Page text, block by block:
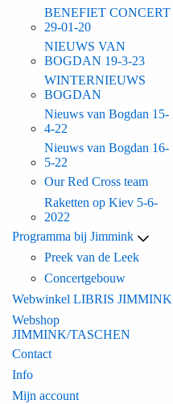
BENEFIET CONCERT
29-01-20
NIEUWS VAN
BOGDAN 19-3-23
WINTERNIEUWS
BOGDAN
Nieuws van Bogdan 15-
4-22
Nieuws van Bogdan 16-
5-22
Our Red Cross team
Raketten op Kiev 5-6-
2022
Programma bij Jimmink
Preek van de Leek
Concertgebouw
Webwinkel LIBRIS JIMMINK
Webshop
JIMMINK/TASCHEN
Contact
Info
Mijn account